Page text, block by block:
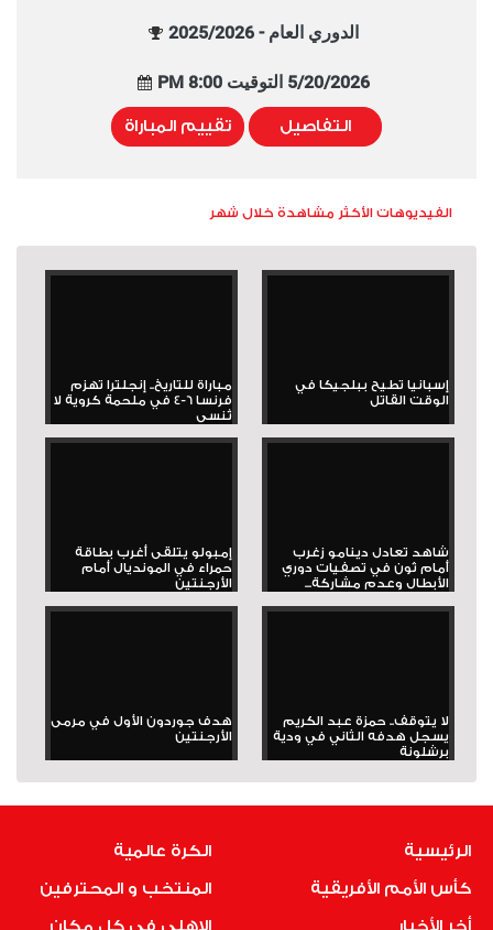
الدوري العام - 2025/2026
5/20/2026 التوقيت 8:00 PM
التفاصيل تقييم المباراة
الفيديوهات الأكثر مشاهدة خلال شهر
إسبانيا تطيح ببلجيكا في
الوقت القاتل
مباراة للتاريخ.. إنجلترا تهزم
فرنسا 6-4 في ملحمة كروية لا
تُنسى
شاهد تعادل دينامو زغرب
أمام ثون في تصفيات دوري
الأبطال وعدم مشاركة...
إمبولو يتلقى أغرب بطاقة
حمراء في المونديال أمام
الأرجنتين
لا يتوقف.. حمزة عبد الكريم
يسجل هدفه الثاني في ودية
برشلونة
هدف جوردون الأول في مرمى
الأرجنتين
الرئيسية
كأس الأمم الأفريقية
أخر الأخبار
الكرة عالمية
المنتخب و المحترفين
الاهلى فى كل مكان